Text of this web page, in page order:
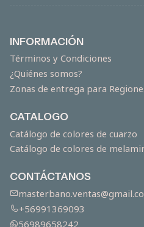
INFORMACIÓN
Términos y Condiciones
¿Quiénes somos?
Zonas de entrega para
CATALOGO
Catálogo de colores de cuarzo
Catálogo de colores de
CONTÁCTANOS
+56991369093
56989658242